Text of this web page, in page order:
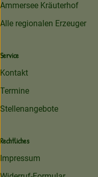
Ammersee Kräuterhof
Alle regionalen Erzeuger
Service
Kontakt
Termine
Stellenangebote
Rechtliches
Impressum